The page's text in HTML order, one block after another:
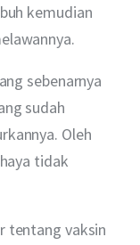
kemudian
sebenarnya
sudah
Oleh
tidak
tentang vaksin